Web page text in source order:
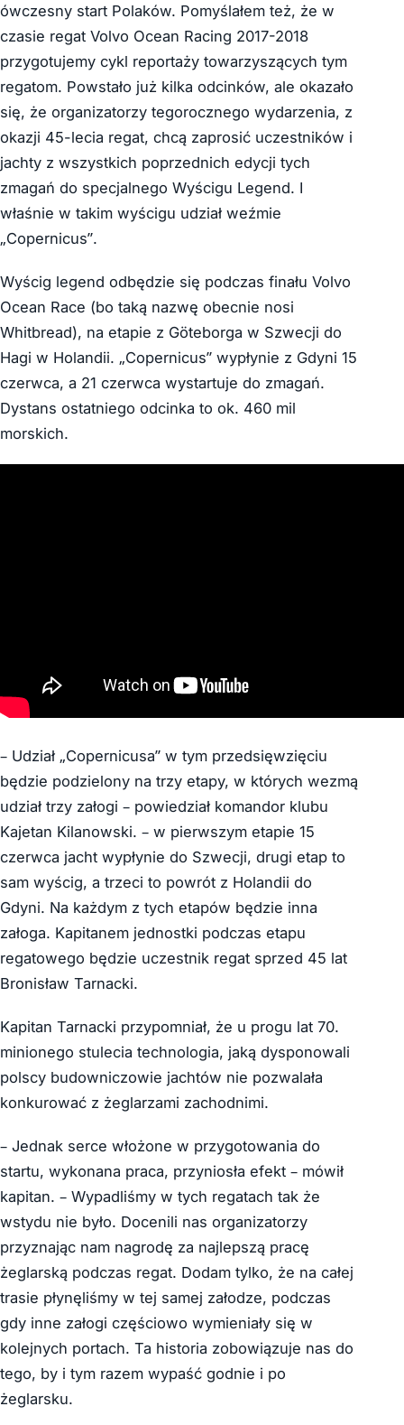
ówczesny start Polaków. Pomyślałem też, że w
czasie regat Volvo Ocean Racing 2017-2018
przygotujemy cykl reportaży towarzyszących tym
regatom. Powstało już kilka odcinków, ale okazało
się, że organizatorzy tegorocznego wydarzenia, z
okazji 45-lecia regat, chcą zaprosić uczestników i
jachty z wszystkich poprzednich edycji tych
zmagań do specjalnego Wyścigu Legend. I
właśnie w takim wyścigu udział weźmie
„Copernicus”.
Wyścig legend odbędzie się podczas finału Volvo
Ocean Race (bo taką nazwę obecnie nosi
Whitbread), na etapie z Göteborga w Szwecji do
Hagi w Holandii. „Copernicus” wypłynie z Gdyni 15
czerwca, a 21 czerwca wystartuje do zmagań.
Dystans ostatniego odcinka to ok. 460 mil
morskich.
– Udział „Copernicusa” w tym przedsięwzięciu
będzie podzielony na trzy etapy, w których wezmą
udział trzy załogi – powiedział komandor klubu
Kajetan Kilanowski. – w pierwszym etapie 15
czerwca jacht wypłynie do Szwecji, drugi etap to
sam wyścig, a trzeci to powrót z Holandii do
Gdyni. Na każdym z tych etapów będzie inna
załoga. Kapitanem jednostki podczas etapu
regatowego będzie uczestnik regat sprzed 45 lat
Bronisław Tarnacki.
Kapitan Tarnacki przypomniał, że u progu lat 70.
minionego stulecia technologia, jaką dysponowali
polscy budowniczowie jachtów nie pozwalała
konkurować z żeglarzami zachodnimi.
– Jednak serce włożone w przygotowania do
startu, wykonana praca, przyniosła efekt – mówił
kapitan. – Wypadliśmy w tych regatach tak że
wstydu nie było. Docenili nas organizatorzy
przyznając nam nagrodę za najlepszą pracę
żeglarską podczas regat. Dodam tylko, że na całej
trasie płynęliśmy w tej samej załodze, podczas
gdy inne załogi częściowo wymieniały się w
kolejnych portach. Ta historia zobowiązuje nas do
tego, by i tym razem wypaść godnie i po
żeglarsku.